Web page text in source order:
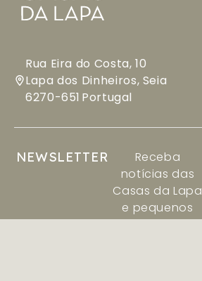
Rua Eira do Costa, 10
Lapa dos Dinheiros, Seia
6270-651 Portugal
NEWSLETTER
Receba
notícias das
Casas da Lapa
e pequenos
ecos da serra: